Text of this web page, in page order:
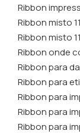
Ribbon
Ribbon misto
Ribbon misto
Ribbon onde
Ribbon para
Ribbon para
Ribbon para
Ribbon para
Ribbon para